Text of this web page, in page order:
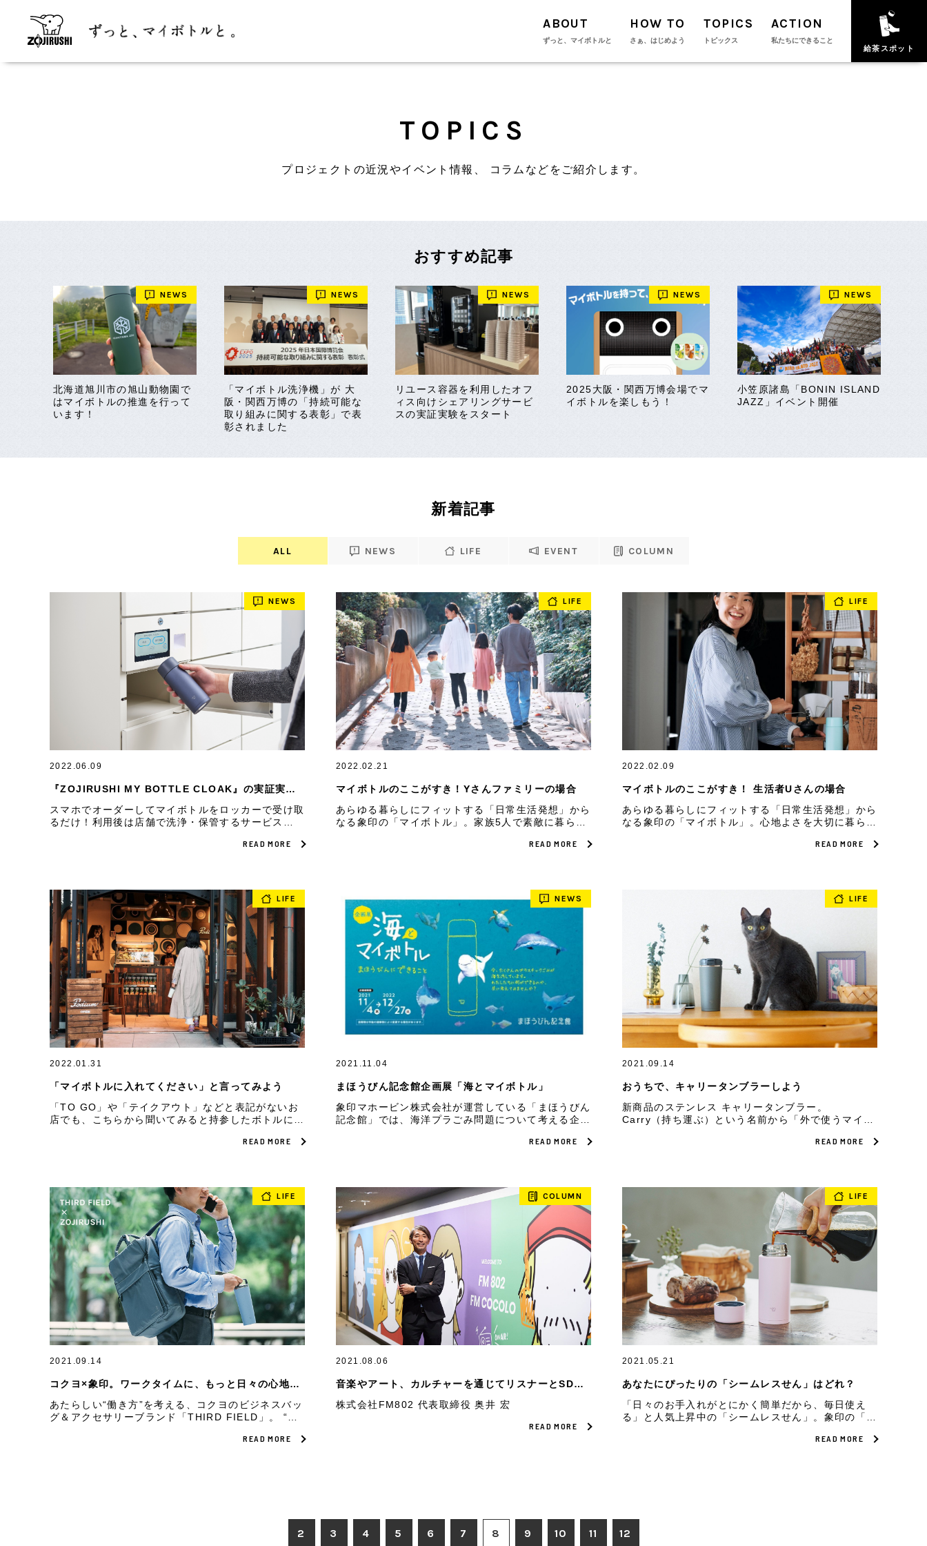
ABOUT
ずっと、マイボトルと
HOW TO
さぁ、はじめよう
TOPICS
トピックス
ACTION
私たちにできること
給茶スポット
TOPICS
プロジェクトの近況やイベント情報、 コラムなどをご紹介します。
おすすめ記事
NEWS
北海道旭川市の旭山動物園で
はマイボトルの推進を行って
います！
NEWS
「マイボトル洗浄機」が 大
阪・関西万博の「持続可能な
取り組みに関する表彰」で表
彰されました
NEWS
リユース容器を利用したオフ
ィス向けシェアリングサービ
スの実証実験をスタート
NEWS
2025大阪・関西万博会場でマ
イボトルを楽しもう！
NEWS
小笠原諸島「BONIN ISLAND
JAZZ」イベント開催
新着記事
ALL NEWS LIFE EVENT COLUMN
NEWS
2022.06.09
『ZOJIRUSHI MY BOTTLE CLOAK』の実証実験
スマホでオーダーしてマイボトルをロッカーで受け取
るだけ！利用後は店舗で洗浄・保管するサービス
ルクローク）』の実証実験を開始しました。READ MORE
LIFE
2022.02.21
マイボトルのここがすき！Yさんファミリーの場合
あらゆる暮らしにフィットする「日常生活発想」から
なる象印の「マイボトル」。家族5人で素敵に暮らす
子どもから大人まで真似したい使い方がたくさんあり
READ MORE
LIFE
2022.02.09
マイボトルのここがすき！ 生活者Uさんの場合
あらゆる暮らしにフィットする「日常生活発想」から
なる象印の「マイボトル」。心地よさを大切に暮らす
敵な使い方のヒントにあふれていました。READ MORE
LIFE
2022.01.31
「マイボトルに入れてください」と言ってみよう
「TO GO」や「テイクアウト」などと表記がないお
店でも、こちらから聞いてみると持参したボトルにド
READ MORE
NEWS
2021.11.04
まほうびん記念館企画展「海とマイボトル」
象印マホービン株式会社が運営している「まほうびん
記念館」では、海洋プラごみ問題について考える企画
READ MORE
LIFE
2021.09.14
おうちで、キャリータンブラーしよう
新商品のステンレス キャリータンブラー。
Carry（持ち運ぶ）という名前から「外で使うマイボ
も（もちろん外でも）大活躍する工夫が詰まっていま
READ MORE
LIFE
2021.09.14
コクヨ×象印。ワークタイムに、もっと日々の心地よ
あたらしい“働き方”を考える、コクヨのビジネスバッ
グ＆アクセサリーブランド「THIRD FIELD」。 “日
商品「ステンレス キャリータンブラー」。 共通項
READ MORE
COLUMN
2021.08.06
音楽やアート、カルチャーを通じてリスナーとSDGs
を共有する。 放送局の枠を超えたFM802の挑戦。
株式会社FM802 代表取締役 奥井 宏
READ MORE
LIFE
2021.05.21
あなたにぴったりの「シームレスせん」はどれ？
「日々のお手入れがとにかく簡単だから、毎日使え
る」と人気上昇中の「シームレスせん」。象印の「シ
す。あなたにぴったりの1本が、毎日をもっとずっと
READ MORE
2 3 4 5 6 7 8 9 10 11 12